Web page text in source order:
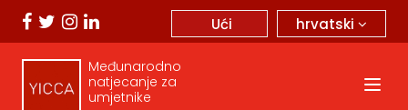
hrvatski
Ući
Međunarodno
natjecanje za
umjetnike